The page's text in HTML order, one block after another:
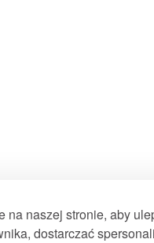
na naszej stronie, aby
dostarczać